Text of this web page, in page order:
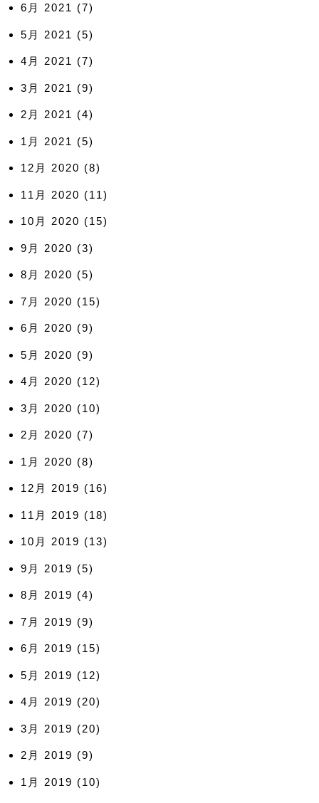
6月 2021 (7)
5月 2021 (5)
4月 2021 (7)
3月 2021 (9)
2月 2021 (4)
1月 2021 (5)
12月 2020 (8)
11月 2020 (11)
10月 2020 (15)
9月 2020 (3)
8月 2020 (5)
7月 2020 (15)
6月 2020 (9)
5月 2020 (9)
4月 2020 (12)
3月 2020 (10)
2月 2020 (7)
1月 2020 (8)
12月 2019 (16)
11月 2019 (18)
10月 2019 (13)
9月 2019 (5)
8月 2019 (4)
7月 2019 (9)
6月 2019 (15)
5月 2019 (12)
4月 2019 (20)
3月 2019 (20)
2月 2019 (9)
1月 2019 (10)